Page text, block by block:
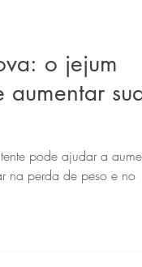
o jejum
aumentar
pode ajudar a
na perda de peso e no